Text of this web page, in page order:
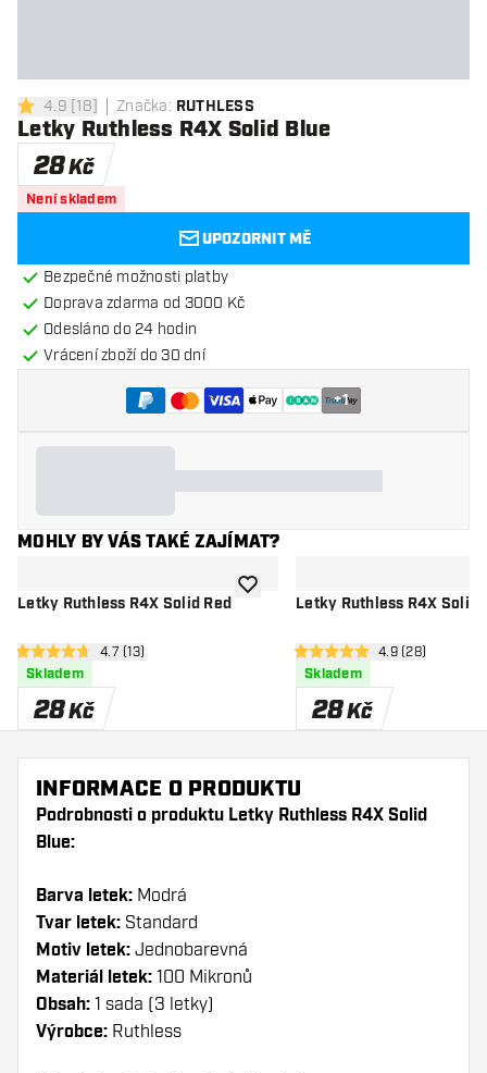
4.9 hodnoticí hvězdičky
4.9 [18] Značka: RUTHLESS
Letky Ruthless R4X Solid Blue
28Kč
Není skladem
UPOZORNIT MĚ
Bezpečné možnosti platby
Doprava zdarma od 3000 Kč
Odesláno do 24 hodin
Vrácení zboží do 30 dní
+1
MOHLY BY VÁS TAKÉ ZAJÍMAT?
Letky Ruthless R4X Solid Red
otevřít panel recenzí
4.7 hodnoticí hvězdičky
4.7 (13)
Skladem
28Kč
Přidat do seznamu přání
Letky Ruthless R4X Solid
otevřít panel
4.9 hodnoticí hvězdičky
4.9 (28)
Skladem
28Kč
INFORMACE O PRODUKTU
Podrobnosti o produktu Letky Ruthless R4X Solid
Blue:
Barva letek: Modrá
Tvar letek: Standard
Motiv letek: Jednobarevná
Materiál letek: 100 Mikronů
Obsah: 1 sada (3 letky)
Výrobce: Ruthless